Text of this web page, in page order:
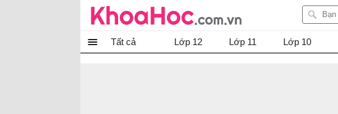
Tất cả Lớp 12 Lớp 11 Lớp 10